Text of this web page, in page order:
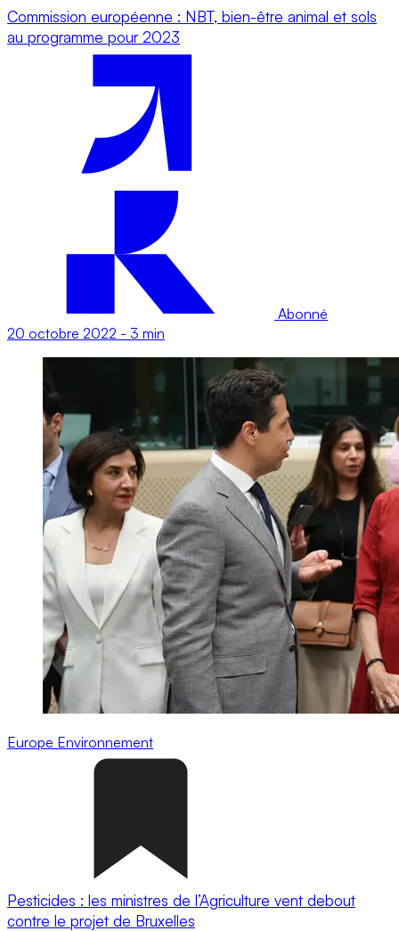
Commission européenne : NBT, bien-être animal et sols
au programme pour 2023
Abonné
20 octobre 2022 - 3 min
Europe Environnement
Pesticides : les ministres de l’Agriculture vent debout
contre le projet de Bruxelles